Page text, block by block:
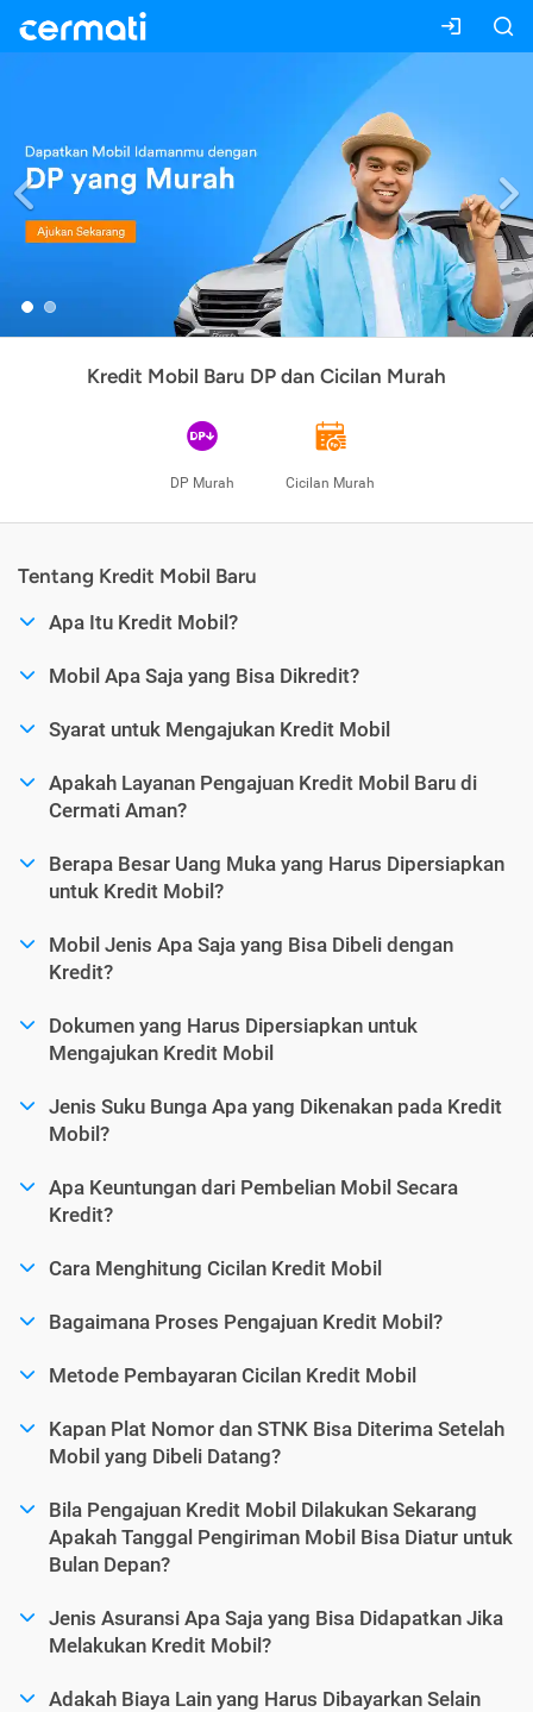
Previous
Kredit Mobil Baru DP dan Cicilan Murah
DP Murah Cicilan Murah
Tentang Kredit Mobil Baru
Apa Itu Kredit Mobil?
Mobil Apa Saja yang Bisa Dikredit?
Syarat untuk Mengajukan Kredit Mobil
Apakah Layanan Pengajuan Kredit Mobil Baru di
Cermati Aman?
Berapa Besar Uang Muka yang Harus Dipersiapkan
untuk Kredit Mobil?
Mobil Jenis Apa Saja yang Bisa Dibeli dengan
Kredit?
Dokumen yang Harus Dipersiapkan untuk
Mengajukan Kredit Mobil
Jenis Suku Bunga Apa yang Dikenakan pada Kredit
Mobil?
Apa Keuntungan dari Pembelian Mobil Secara
Kredit?
Cara Menghitung Cicilan Kredit Mobil
Bagaimana Proses Pengajuan Kredit Mobil?
Metode Pembayaran Cicilan Kredit Mobil
Kapan Plat Nomor dan STNK Bisa Diterima Setelah
Mobil yang Dibeli Datang?
Bila Pengajuan Kredit Mobil Dilakukan Sekarang
Apakah Tanggal Pengiriman Mobil Bisa Diatur untuk
Bulan Depan?
Jenis Asuransi Apa Saja yang Bisa Didapatkan Jika
Melakukan Kredit Mobil?
Adakah Biaya Lain yang Harus Dibayarkan Selain